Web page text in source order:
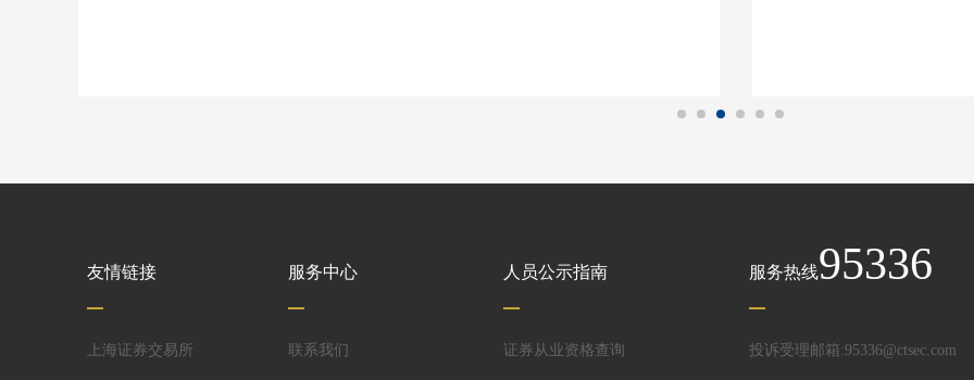
友情链接
上海证券交易所
服务中心
联系我们
人员公示指南
证券从业资格查询
服务热线95336
投诉受理邮箱:95336@ctsec.com